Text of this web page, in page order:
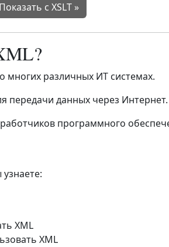
Показать с XSLT »
многих различных ИТ системах.
передачи данных через Интернет.
программного
узнаете:
XML
XML